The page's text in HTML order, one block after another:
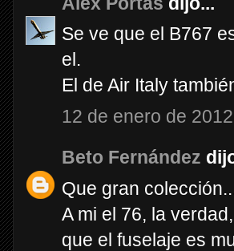
Se ve que el B767
el.
El de Air Italy
12 de enero de
Beto Fernández
Que gran
A mi el 76, la
que el fuselaje es